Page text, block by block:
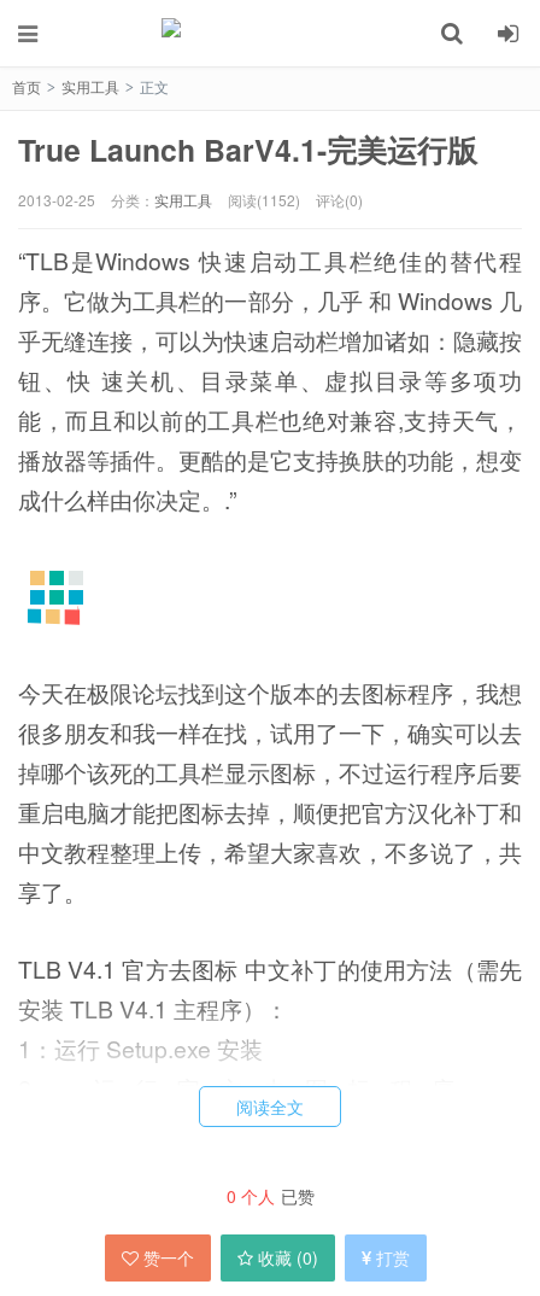
首页 > 实用工具 > 正文
True Launch BarV4.1-完美运行版
2013-02-25 分类： 实用工具 阅读(1152) 评论(0)
“TLB是Windows 快速启动工具栏绝佳的替代程
序。它做为工具栏的一部分，几乎 和 Windows 几
乎无缝连接，可以为快速启动栏增加诸如：隐藏按
钮、快 速关机、目录菜单、虚拟目录等多项功
能，而且和以前的工具栏也绝对兼容,支持天气，
播放器等插件。更酷的是它支持换肤的功能，想变
成什么样由你决定。.”
今天在极限论坛找到这个版本的去图标程序，我想
很多朋友和我一样在找，试用了一下，确实可以去
掉哪个该死的工具栏显示图标，不过运行程序后要
重启电脑才能把图标去掉，顺便把官方汉化补丁和
中文教程整理上传，希望大家喜欢，不多说了，共
享了。
TLB V4.1 官方去图标 中文补丁的使用方法（需先
安装 TLB V4.1 主程序）：
1：运行 Setup.exe 安装
2：运行官方去图标程序 —
offline_activator_powered_by_the_developer.ex
3：运行官方汉化补丁—2052-simplified-chinese-
4（汉化版可省略）
4：重启电脑完成
阅读全文
0 个人 已赞
赞一个 收藏 (0) 打赏